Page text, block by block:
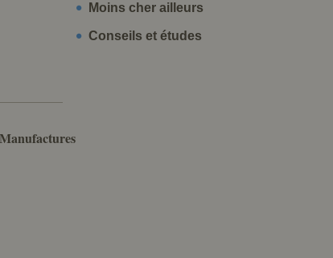
Moins cher ailleurs
Conseils et études